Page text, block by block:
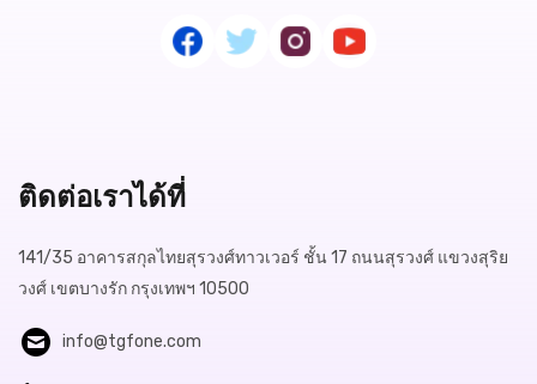
ติดต่อเราได้ที่
141/35 อาคารสกุลไทยสุรวงศ์ทาวเวอร์ ชั้น 17 ถนนสุรวงศ์ แขวงสุริย
วงศ์ เขตบางรัก กรุงเทพฯ 10500
info@tgfone.com